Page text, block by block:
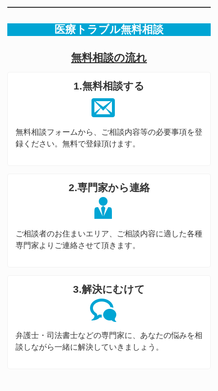
医療トラブル無料相談
無料相談の流れ
1.無料相談する
無料相談フォームから、ご相談内容等の必要事項を登
録ください。無料で登録頂けます。
2.専門家から連絡
ご相談者のお住まいエリア、ご相談内容に適した各種
専門家よりご連絡させて頂きます。
3.解決にむけて
弁護士・司法書士などの専門家に、あなたの悩みを相
談しながら一緒に解決していきましょう。